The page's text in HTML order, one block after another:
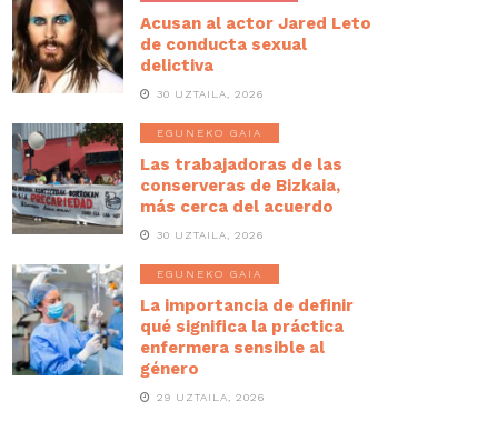
Acusan al actor Jared Leto
de conducta sexual
delictiva
30 UZTAILA, 2026
EGUNEKO GAIA
Las trabajadoras de las
conserveras de Bizkaia,
más cerca del acuerdo
30 UZTAILA, 2026
EGUNEKO GAIA
La importancia de definir
qué significa la práctica
enfermera sensible al
género
29 UZTAILA, 2026